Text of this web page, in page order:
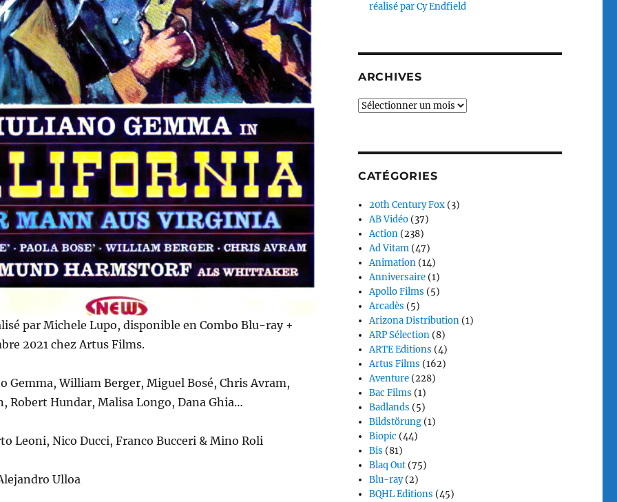
par Michele Lupo, disponible en Combo Blu-ray +
2021 chez Artus Films.
Gemma, William Berger, Miguel Bosé, Chris Avram,
Robert Hundar, Malisa Longo, Dana Ghia…
Leoni, Nico Ducci, Franco Bucceri & Mino Roli
Ulloa
réalisé par Cy Endfield
ARCHIVES
Archives
CATÉGORIES
20th Century Fox (3)
AB Vidéo (37)
Action (238)
Ad Vitam (47)
Animation (14)
Anniversaire (1)
Apollo Films (5)
Arcadès (5)
Arizona Distribution (1)
ARP Sélection (8)
ARTE Editions (4)
Artus Films (162)
Aventure (228)
Bac Films (1)
Badlands (5)
Bildstörung (1)
Biopic (44)
Bis (81)
Blaq Out (75)
Blu-ray(2)
BQHL Editions (45)